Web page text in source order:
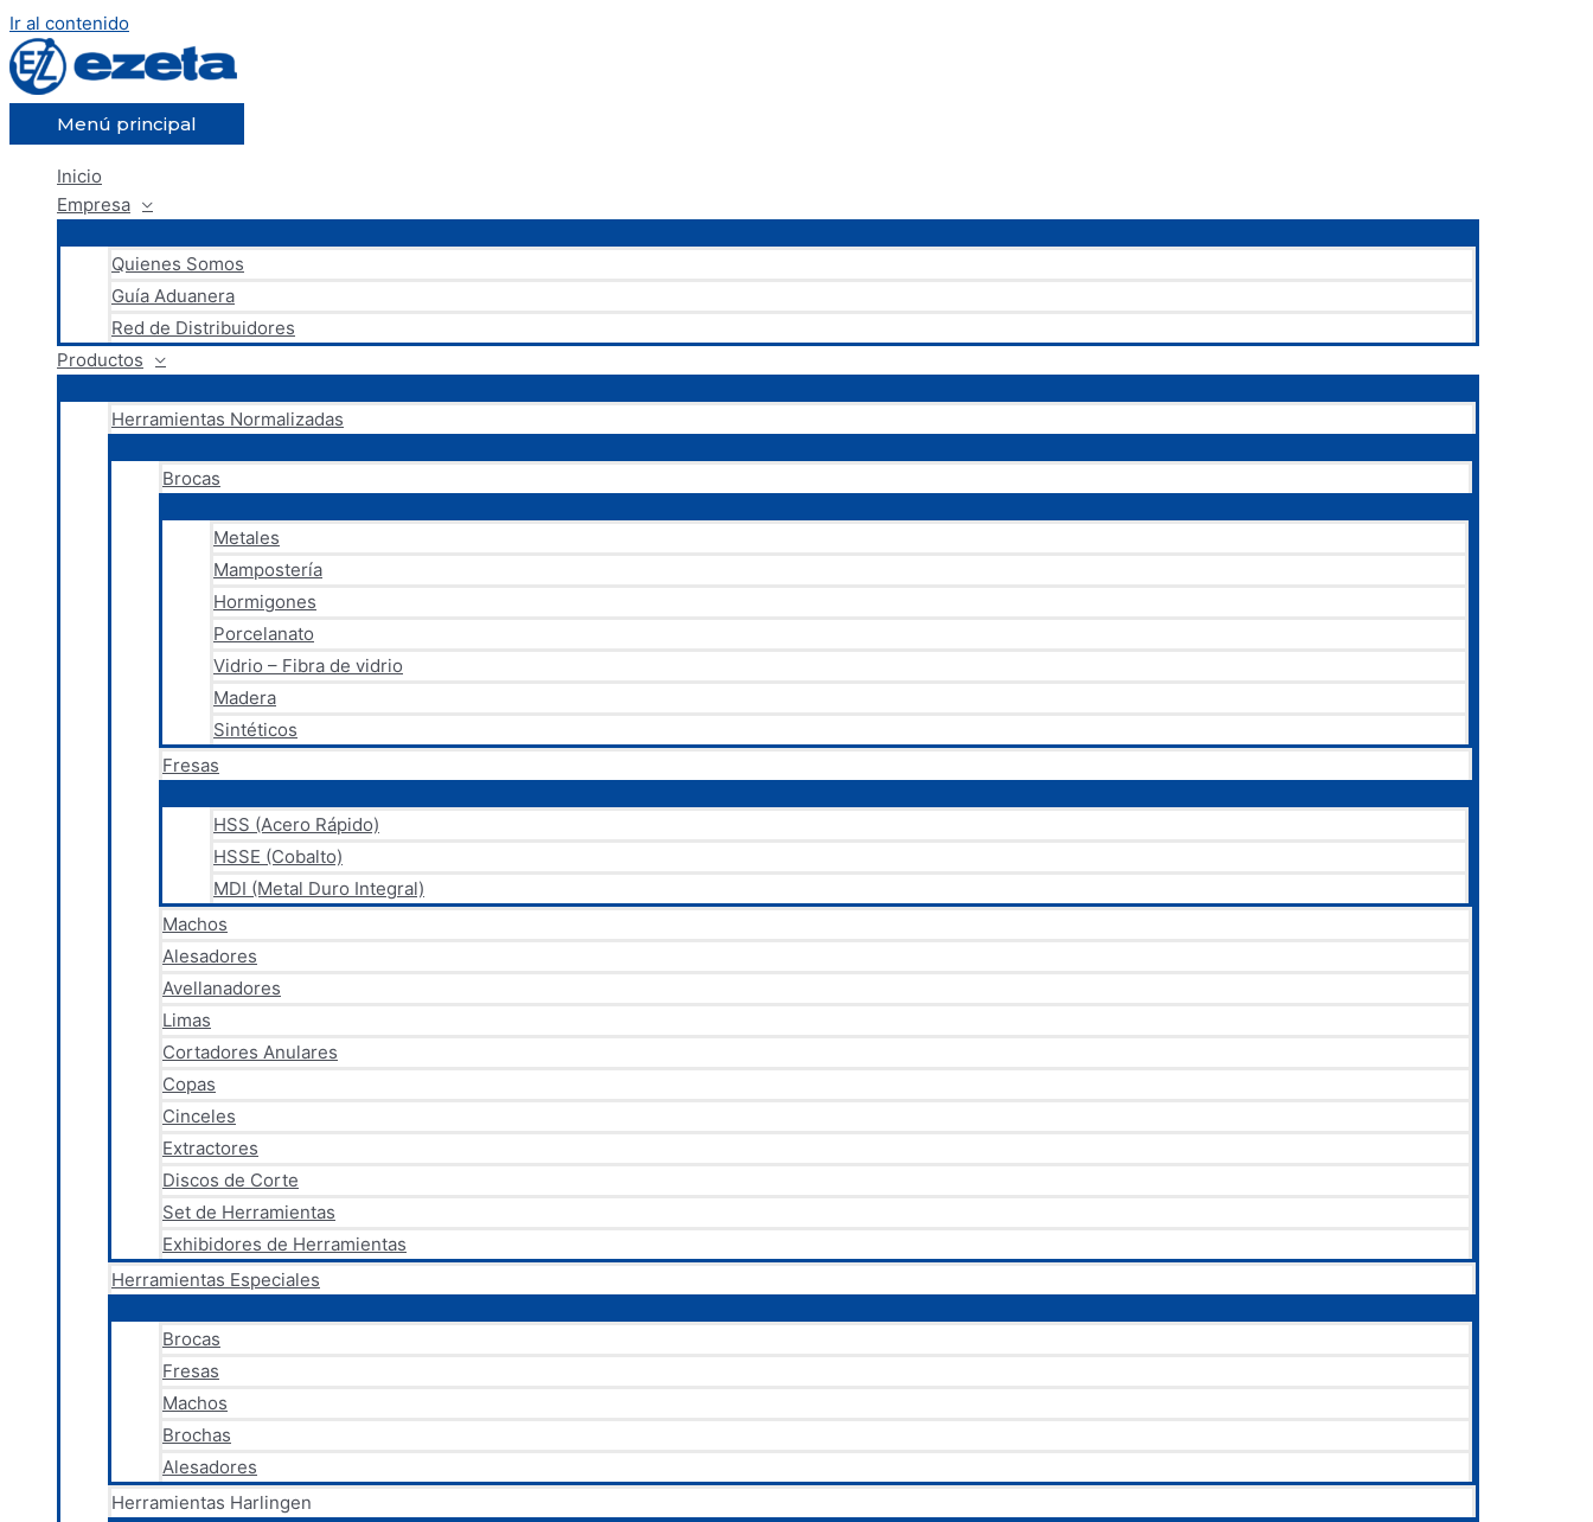
Ir al contenido
Menú principal
Inicio
Empresa
Quienes Somos
Guía Aduanera
Red de Distribuidores
Productos
Herramientas Normalizadas
Brocas
Metales
Mampostería
Hormigones
Porcelanato
Vidrio – Fibra de vidrio
Madera
Sintéticos
Fresas
HSS (Acero Rápido)
HSSE (Cobalto)
MDI (Metal Duro Integral)
Machos
Alesadores
Avellanadores
Limas
Cortadores Anulares
Copas
Cinceles
Extractores
Discos de Corte
Set de Herramientas
Exhibidores de Herramientas
Herramientas Especiales
Brocas
Fresas
Machos
Brochas
Alesadores
Herramientas Harlingen